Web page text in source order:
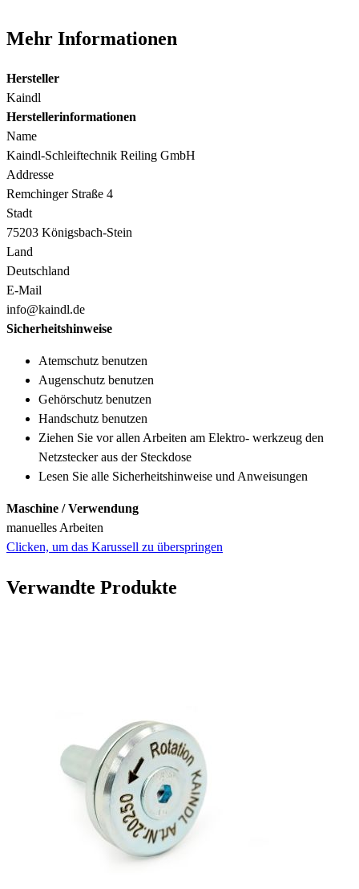
Mehr Informationen
Hersteller
Kaindl
Herstellerinformationen
Name
Kaindl-Schleiftechnik Reiling GmbH
Addresse
Remchinger Straße 4
Stadt
75203 Königsbach-Stein
Land
Deutschland
E-Mail
info@kaindl.de
Sicherheitshinweise
Atemschutz benutzen
Augenschutz benutzen
Gehörschutz benutzen
Handschutz benutzen
Ziehen Sie vor allen Arbeiten am Elektro- werkzeug den
Netzstecker aus der Steckdose
Lesen Sie alle Sicherheitshinweise und Anweisungen
Maschine / Verwendung
manuelles Arbeiten
Clicken, um das Karussell zu überspringen
Verwandte Produkte